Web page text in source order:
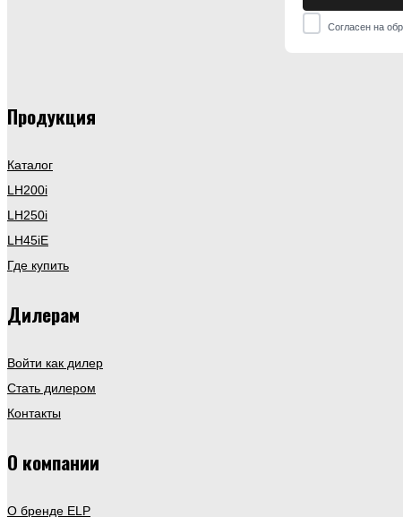
Согласен на
Продукция
Каталог
LH200i
LH250i
LH45iE
Где купить
Дилерам
Войти как дилер
Стать дилером
Контакты
О компании
О бренде ELP